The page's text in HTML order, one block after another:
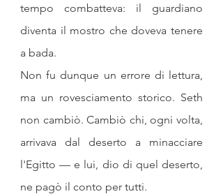
tempo combatteva: il guardiano
diventa il mostro che doveva tenere
a bada.
Non fu dunque un errore di lettura,
ma un rovesciamento storico. Seth
non cambiò. Cambiò chi, ogni volta,
arrivava dal deserto a minacciare
l'Egitto — e lui, dio di quel deserto,
ne pagò il conto per tutti.